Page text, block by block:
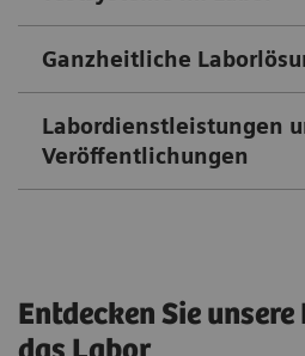
Ganzheitliche
Labordienstleistungen
Veröffentlichungen
Entdecken Sie